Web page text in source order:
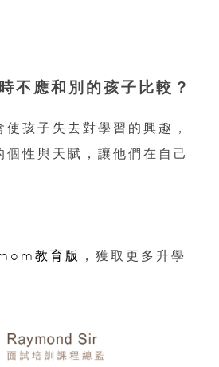
不應和別的孩子比較？
孩子失去對學習的興趣，
個性與天賦，讓他們在自己
教育版
，獲取更多升學